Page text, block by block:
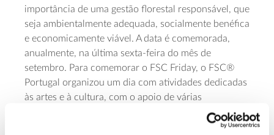
importância de uma gestão florestal responsável, que
seja ambientalmente adequada, socialmente benéfica
e economicamente viável. A data é comemorada,
anualmente, na última sexta-feira do mês de
setembro. Para comemorar o FSC Friday, o FSC®
Portugal organizou um dia com atividades dedicadas
às artes e à cultura, com o apoio de várias
organizações e parceiros. As celebrações nacionais
vão contar com a participação dos atores Pedro